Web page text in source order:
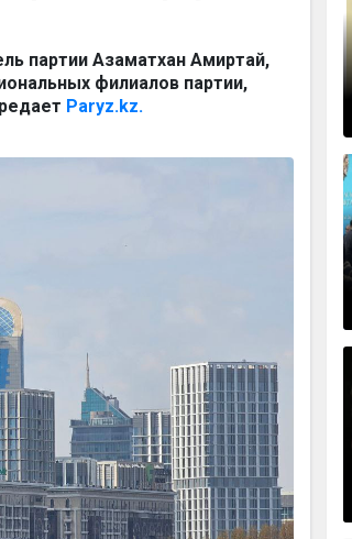
партии Азаматхан Амиртай,
филиалов партии,
Paryz.kz.